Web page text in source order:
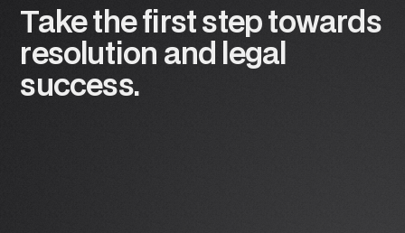
Take the first step towards
resolution and legal
success.